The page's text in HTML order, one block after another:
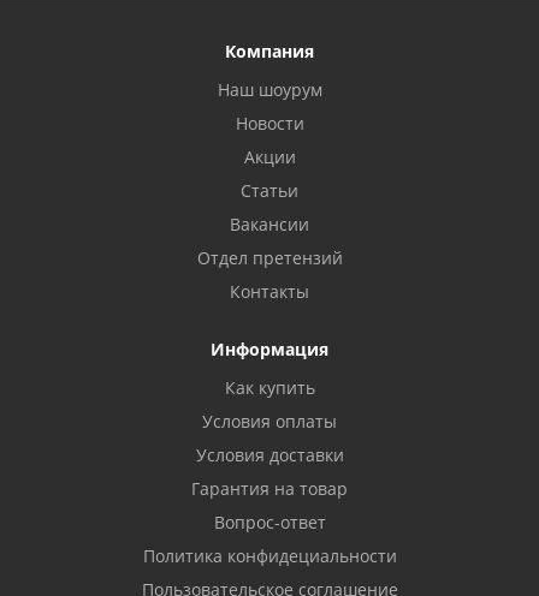
Компания
Наш шоурум
Новости
Акции
Статьи
Вакансии
Отдел претензий
Контакты
Информация
Как купить
Условия оплаты
Условия доставки
Гарантия на товар
Вопрос-ответ
Политика конфидециальности
Пользовательское соглашение